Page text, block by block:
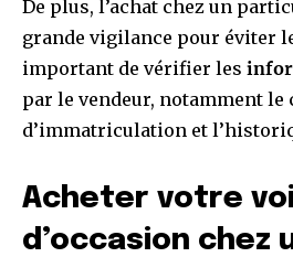
De plus, l’achat chez un
grande vigilance pour éviter
important de vérifier les
par le vendeur, notamment
d’immatriculation et
Acheter votre
d’occasion chez